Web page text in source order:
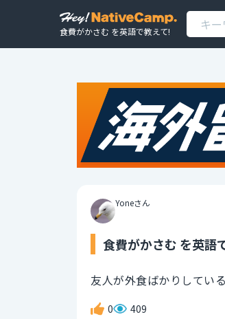
食費がかさむ を英語で教えて!
Yoneさん
食費がかさむ を英語
友人が外食ばかりしてい
0 409